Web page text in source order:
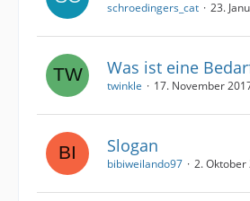
schroedingers_cat 23.
Was ist eine
twinkle 17. November
Slogan
bibiweilando97 2. Oktober